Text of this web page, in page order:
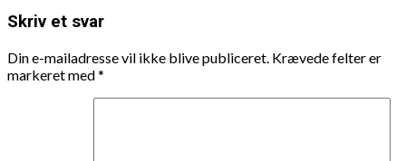
Skriv et svar
Din e-mailadresse vil ikke blive publiceret. Krævede felter er
markeret med*